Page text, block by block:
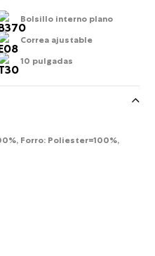
Bolsillo interno plano
Correa ajustable
10 pulgadas
Forro: Poliester=100%,